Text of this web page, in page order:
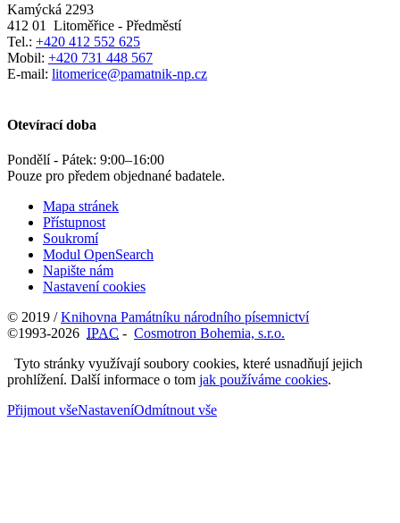
Kamýcká 2293
412 01
Litoměřice - Předměstí
Tel.: +420 412 552 625
Mobil: +420 731 448 567
E-mail: litomerice@pamatnik-np.cz
Otevírací doba
Pondělí - Pátek: 9:00–16:00
Pouze pro předem objednané badatele.
Mapa stránek
Přístupnost
Soukromí
Modul OpenSearch
Napište nám
Nastavení cookies
© 2019 /Knihovna Památníku národního písemnictví
©1993-2026 IPAC - Cosmotron Bohemia, s.r.o.
Tyto stránky využívají soubory cookies, které usnadňují jejich
prohlížení. Další informace o tom jak používáme cookies.
Přijmout všeNastaveníOdmítnout vše